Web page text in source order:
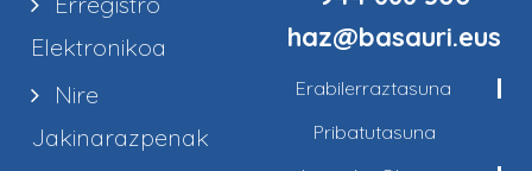
Elektronikoa
Nire
Jakinarazpenak
haz@basauri.eus
Erabilerraztasuna
Pribatutasuna